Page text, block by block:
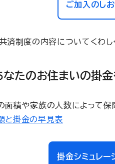
ご加入のしお
済制度の内容についてくわし
なたのお住まいの掛金
面積や家族の人数によって保
と掛金の早見表
掛金シミュレー